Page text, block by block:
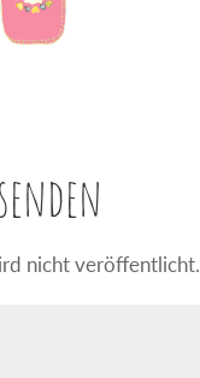
nicht veröffentlicht.